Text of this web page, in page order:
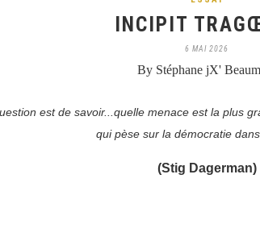
INCIPIT
6 MAI 2026
By Stéphane jX'
est de savoir...quelle menace est la plus
qui pèse sur la démocratie
(Stig Dagerman)